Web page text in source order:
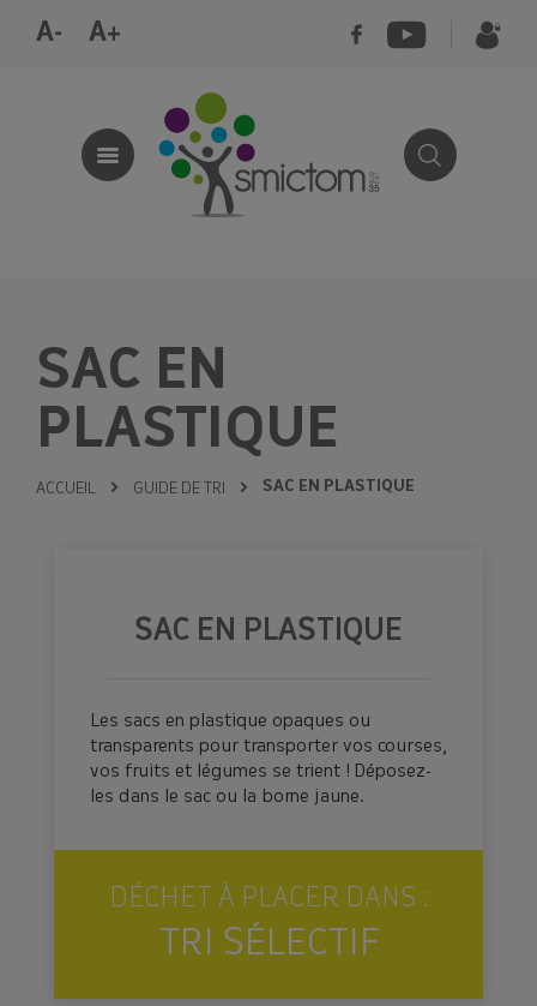
A- A+
SAC EN
PLASTIQUE
ACCUEIL GUIDE DE TRI SAC EN PLASTIQUE
SAC EN PLASTIQUE
Les sacs en plastique opaques ou
transparents pour transporter vos courses,
vos fruits et légumes se trient ! Déposez-
les dans le sac ou la borne jaune.
DÉCHET À PLACER DANS :
TRI SÉLECTIF